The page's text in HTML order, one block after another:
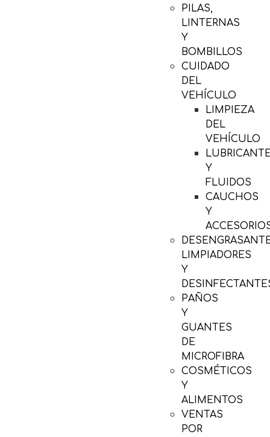
PILAS,
LINTERNAS
Y
BOMBILLOS
CUIDADO
DEL
VEHÍCULO
LIMPIEZA
DEL
VEHÍCULO
Y
FLUIDOS
CAUCHOS
Y
LIMPIADORES
Y
PAÑOS
Y
GUANTES
DE
MICROFIBRA
COSMÉTICOS
Y
ALIMENTOS
VENTAS
POR